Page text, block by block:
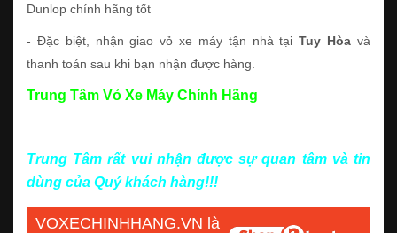
Dunlop chính hãng tốt
- Đặc biệt, nhận giao vỏ xe máy tận nhà tạiTuy Hòa và
thanh toán sau khi bạn nhận được hàng.
Trung Tâm Vỏ Xe Máy Chính Hãng
Trung Tâm rất vui nhận được sự quan tâm và tin
dùng của Quý khách hàng!!!
VOXECHINHHANG.VN là